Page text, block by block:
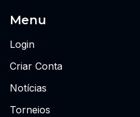
Menu
Login
Criar Conta
Notícias
Torneios